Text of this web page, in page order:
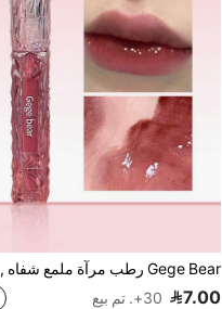
7.00 30+. تم بيع